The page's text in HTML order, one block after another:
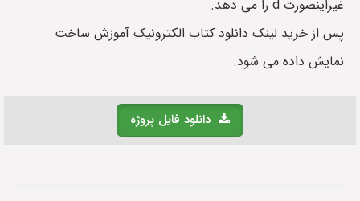
غیراینصورت d را می دهد.
پس از خرید لینک دانلود کتاب الکترونیک آموزش ساخت
نمایش داده می شود.
دانلود فایل پروژه